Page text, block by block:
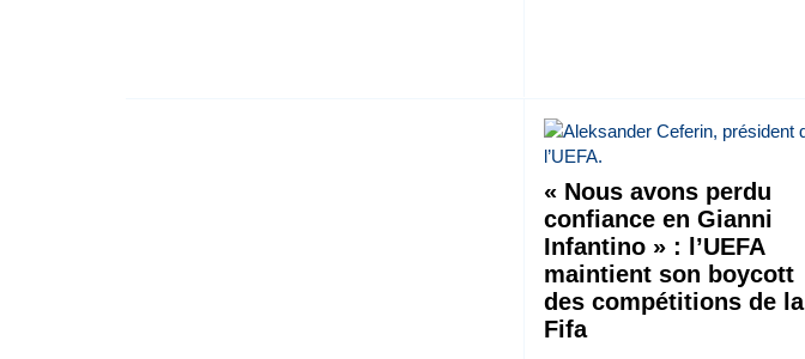
« Nous avons perdu
confiance en Gianni
Infantino » : l’UEFA
maintient son boycott
des compétitions de la
Fifa